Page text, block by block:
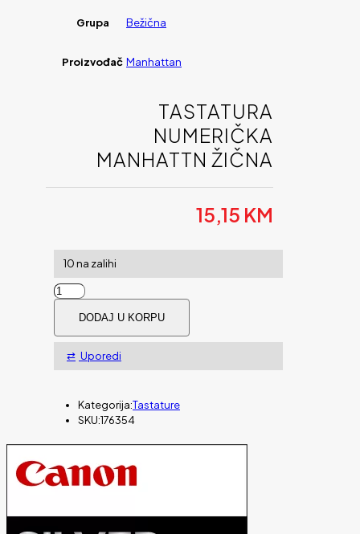
Grupa Bežična
Proizvođač Manhattan
TASTATURA
NUMERIČKA
MANHATTN ŽIČNA
15,15 KM
10 na zalihi
Tastatura
numerička
MANHATTN
žična
količina
DODAJ U KORPU
Uporedi
Kategorija:Tastature
SKU:176354